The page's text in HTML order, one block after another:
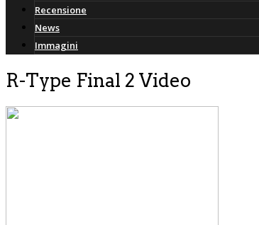
Recensione
News
Immagini
R-Type Final 2 Video